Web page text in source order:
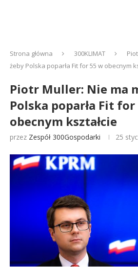
Strona główna 300KLIMAT
żeby Polska poparła Fit for 55 w obecnym
Piotr Muller: Nie ma
Polska poparła Fit for
obecnym kształcie
przez Zespół 300Gospodarki 25